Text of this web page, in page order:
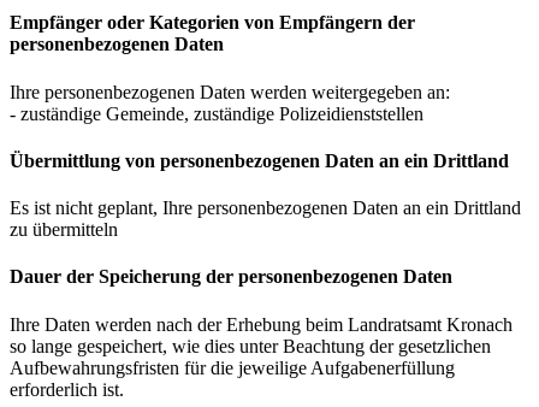
Empfänger oder Kategorien von Empfängern der
personenbezogenen Daten
Ihre personenbezogenen Daten werden weitergegeben an:
- zuständige Gemeinde, zuständige Polizeidienststellen
Übermittlung von personenbezogenen Daten an ein Drittland
Es ist nicht geplant, Ihre personenbezogenen Daten an ein Drittland
zu übermitteln
Dauer der Speicherung der personenbezogenen Daten
Ihre Daten werden nach der Erhebung beim Landratsamt Kronach
so lange gespeichert, wie dies unter Beachtung der gesetzlichen
Aufbewahrungsfristen für die jeweilige Aufgabenerfüllung
erforderlich ist.